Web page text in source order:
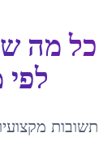
כל מה
תשובות